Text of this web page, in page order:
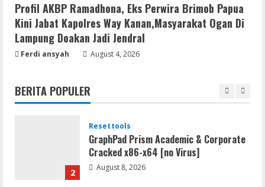
Profil AKBP Ramadhona, Eks Perwira Brimob Papua
Kini Jabat Kapolres Way Kanan,Masyarakat Ogan Di
Lampung Doakan Jadi Jendral
Ferdi ansyah August 4, 2026
BERITA POPULER
5 August 7, 2026
1
Resettools
Vpn One Click Cracked x86-x64 [no
2
Resettools
GraphPad Prism Academic & Corporate
Cracked x86-x64 [no Virus]
August 8, 2026